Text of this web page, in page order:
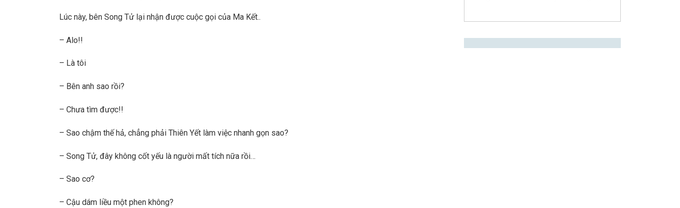
Lúc này, bên Song Tử lại nhận được cuộc gọi của Ma Kết..
– Alo!!
– Là tôi
– Bên anh sao rồi?
– Chưa tìm được!!
– Sao chậm thế hả, chẳng phải Thiên Yết làm việc nhanh gọn sao?
– Song Tử, đây không cốt yếu là người mất tích nữa rồi…
– Sao cơ?
– Cậu dám liều một phen không?